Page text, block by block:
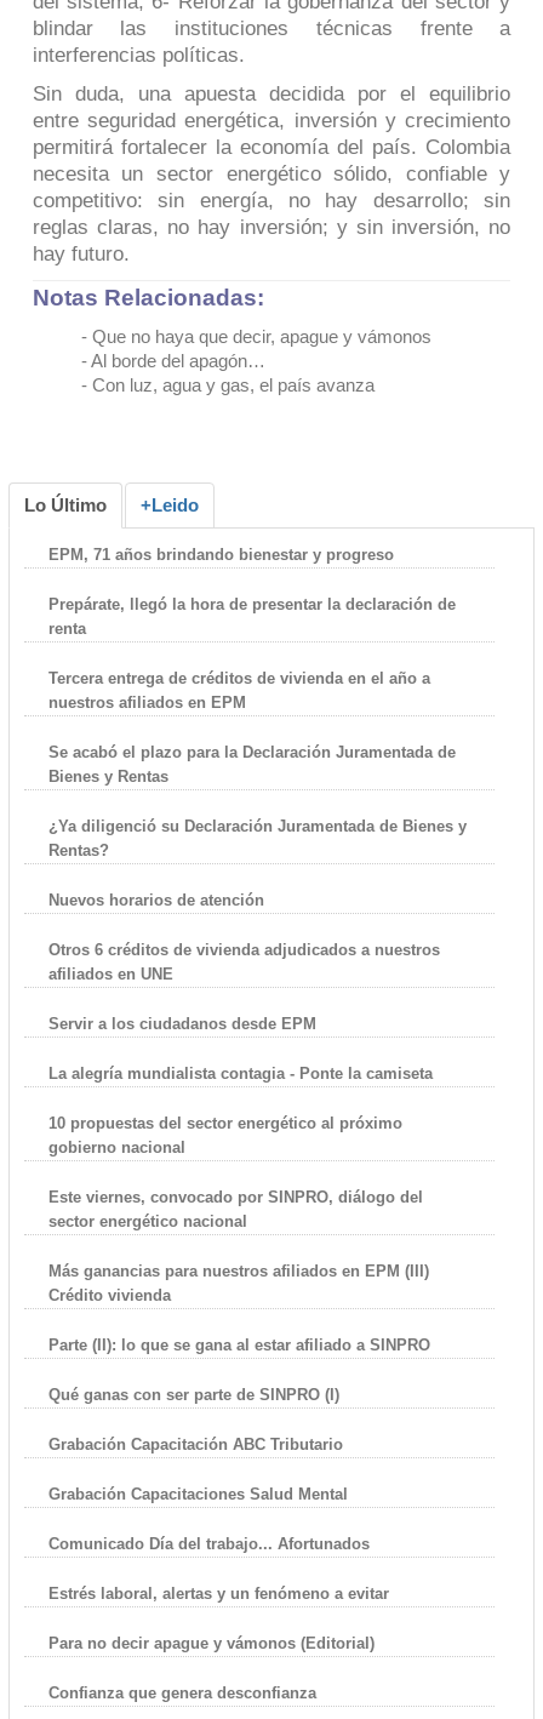
blindar las instituciones técnicas frente a
interferencias políticas.
Sin duda, una apuesta decidida por el equilibrio
entre seguridad energética, inversión y crecimiento
permitirá fortalecer la economía del país. Colombia
necesita un sector energético sólido, confiable y
competitivo: sin energía, no hay desarrollo; sin
reglas claras, no hay inversión; y sin inversión, no
hay futuro.
Notas Relacionadas:
- Que no haya que decir, apague y vámonos
-Al borde del apagón…
- Con luz, agua y gas, el país avanza
Lo Último +Leido
EPM, 71 años brindando bienestar y progreso
Prepárate, llegó la hora de presentar la declaración de
renta
Tercera entrega de créditos de vivienda en el año a
nuestros afiliados en EPM
Se acabó el plazo para la Declaración Juramentada de
Bienes y Rentas
¿Ya diligenció su Declaración Juramentada de Bienes y
Rentas?
Nuevos horarios de atención
Otros 6 créditos de vivienda adjudicados a nuestros
afiliados en UNE
Servir a los ciudadanos desde EPM
La alegría mundialista contagia - Ponte la camiseta
10 propuestas del sector energético al próximo
gobierno nacional
Este viernes, convocado por SINPRO, diálogo del
sector energético nacional
Más ganancias para nuestros afiliados en EPM (III)
Crédito vivienda
Parte (II): lo que se gana al estar afiliado a SINPRO
Qué ganas con ser parte de SINPRO (I)
Grabación Capacitación ABC Tributario
Grabación Capacitaciones Salud Mental
Comunicado Día del trabajo... Afortunados
Estrés laboral, alertas y un fenómeno a evitar
Para no decir apague y vámonos (Editorial)
Confianza que genera desconfianza